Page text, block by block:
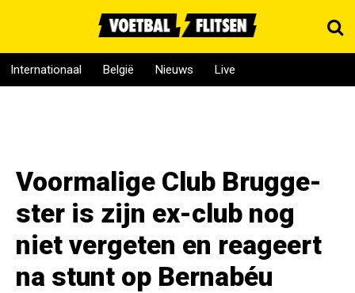
Internationaal België Nieuws Live
Voormalige Club Brugge-
ster is zijn ex-club nog
niet vergeten en reageert
na stunt op Bernabéu